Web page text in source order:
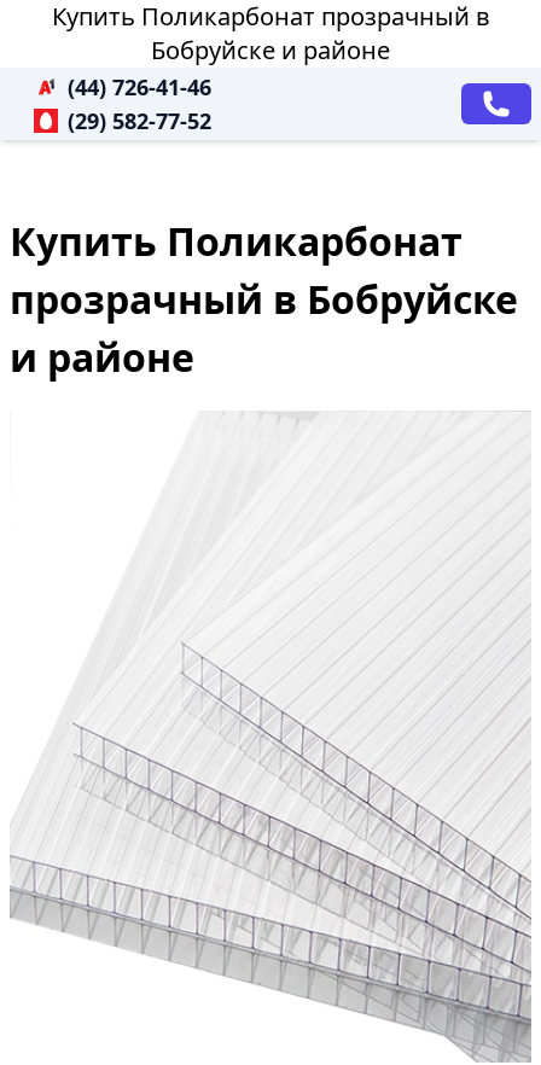
Купить Поликарбонат прозрачный в
Бобруйске и районе
(44) 726-41-46
(29) 582-77-52
Купить Поликарбонат
прозрачный в Бобруйске
и районе